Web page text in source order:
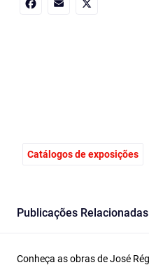
Catálogos de exposições
Publicações Relacionadas
Conheça as obras de José